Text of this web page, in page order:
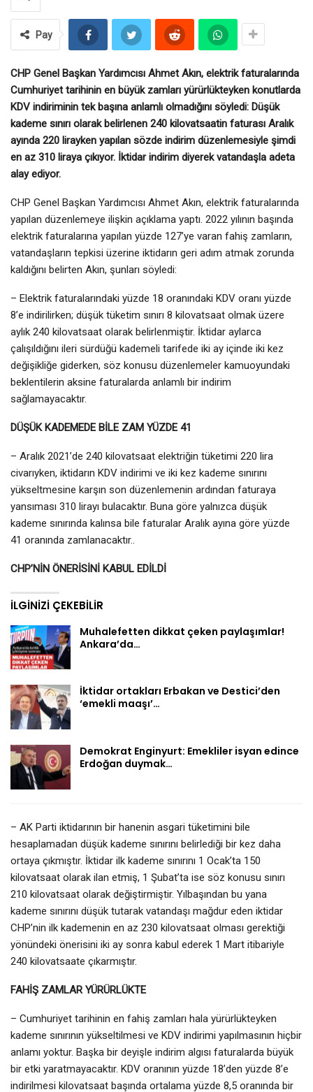
Pay
CHP Genel Başkan Yardımcısı Ahmet Akın, elektrik faturalarında
Cumhuriyet tarihinin en büyük zamları yürürlükteyken konutlarda
KDV indiriminin tek başına anlamlı olmadığını söyledi: Düşük
kademe sınırı olarak belirlenen 240 kilovatsaatin faturası Aralık
ayında 220 lirayken yapılan sözde indirim düzenlemesiyle şimdi
en az 310 liraya çıkıyor. İktidar indirim diyerek vatandaşla adeta
alay ediyor.
CHP Genel Başkan Yardımcısı Ahmet Akın, elektrik faturalarında
yapılan düzenlemeye ilişkin açıklama yaptı. 2022 yılının başında
elektrik faturalarına yapılan yüzde 127’ye varan fahiş zamların,
vatandaşların tepkisi üzerine iktidarın geri adım atmak zorunda
kaldığını belirten Akın, şunları söyledi:
– Elektrik faturalarındaki yüzde 18 oranındaki KDV oranı yüzde
8’e indirilirken; düşük tüketim sınırı 8 kilovatsaat olmak üzere
aylık 240 kilovatsaat olarak belirlenmiştir. İktidar aylarca
çalışıldığını ileri sürdüğü kademeli tarifede iki ay içinde iki kez
değişikliğe giderken, söz konusu düzenlemeler kamuoyundaki
beklentilerin aksine faturalarda anlamlı bir indirim
sağlamayacaktır.
DÜŞÜK KADEMEDE BİLE ZAM YÜZDE 41
– Aralık 2021’de 240 kilovatsaat elektriğin tüketimi 220 lira
civarıyken, iktidarın KDV indirimi ve iki kez kademe sınırını
yükseltmesine karşın son düzenlemenin ardından faturaya
yansıması 310 lirayı bulacaktır. Buna göre yalnızca düşük
kademe sınırında kalınsa bile faturalar Aralık ayına göre yüzde
41 oranında zamlanacaktır..
CHP’NİN ÖNERİSİNİ KABUL EDİLDİ
İLGINIZI ÇEKEBILIR
Muhalefetten dikkat çeken paylaşımlar!
Ankara’da…
İktidar ortakları Erbakan ve Destici’den
‘emekli maaşı’…
Demokrat Enginyurt: Emekliler isyan edince
Erdoğan duymak…
– AK Parti iktidarının bir hanenin asgari tüketimini bile
hesaplamadan düşük kademe sınırını belirlediği bir kez daha
ortaya çıkmıştır. İktidar ilk kademe sınırını 1 Ocak’ta 150
kilovatsaat olarak ilan etmiş, 1 Şubat’ta ise söz konusu sınırı
210 kilovatsaat olarak değiştirmiştir. Yılbaşından bu yana
kademe sınırını düşük tutarak vatandaşı mağdur eden iktidar
CHP’nin ilk kademenin en az 230 kilovatsaat olması gerektiği
yönündeki önerisini iki ay sonra kabul ederek 1 Mart itibariyle
240 kilovatsaate çıkarmıştır.
FAHİŞ ZAMLAR YÜRÜRLÜKTE
– Cumhuriyet tarihinin en fahiş zamları hala yürürlükteyken
kademe sınırının yükseltilmesi ve KDV indirimi yapılmasının hiçbir
anlamı yoktur. Başka bir deyişle indirim algısı faturalarda büyük
bir etki yaratmayacaktır. KDV oranının yüzde 18’den yüzde 8’e
indirilmesi kilovatsaat başında ortalama yüzde 8,5 oranında bir